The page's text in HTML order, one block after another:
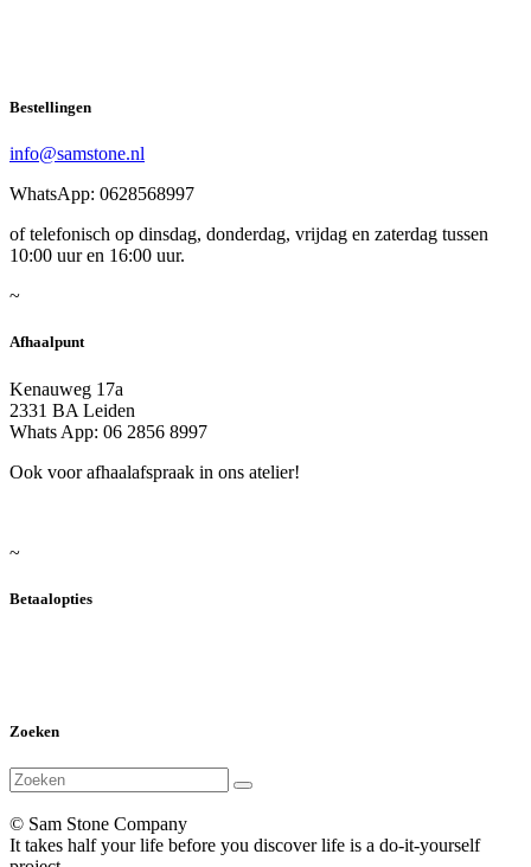
Bestellingen
info@samstone.nl
WhatsApp: 0628568997
of telefonisch op dinsdag, donderdag, vrijdag en zaterdag tussen
10:00 uur en 16:00 uur.
~
Afhaalpunt
Kenauweg 17a
2331 BA Leiden
Whats App: 06 2856 8997
Ook voor afhaalafspraak in ons atelier!
~
Betaalopties
Zoeken
© Sam Stone Company
It takes half your life before you discover life is a do-it-yourself